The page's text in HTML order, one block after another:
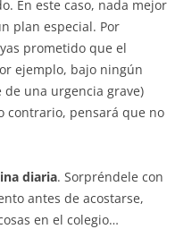
En este caso, nada mejor
plan especial. Por
prometido que el
ejemplo, bajo ningún
una urgencia grave)
contrario, pensará que no
diaria. Sorpréndele con
antes de acostarse,
en el colegio…